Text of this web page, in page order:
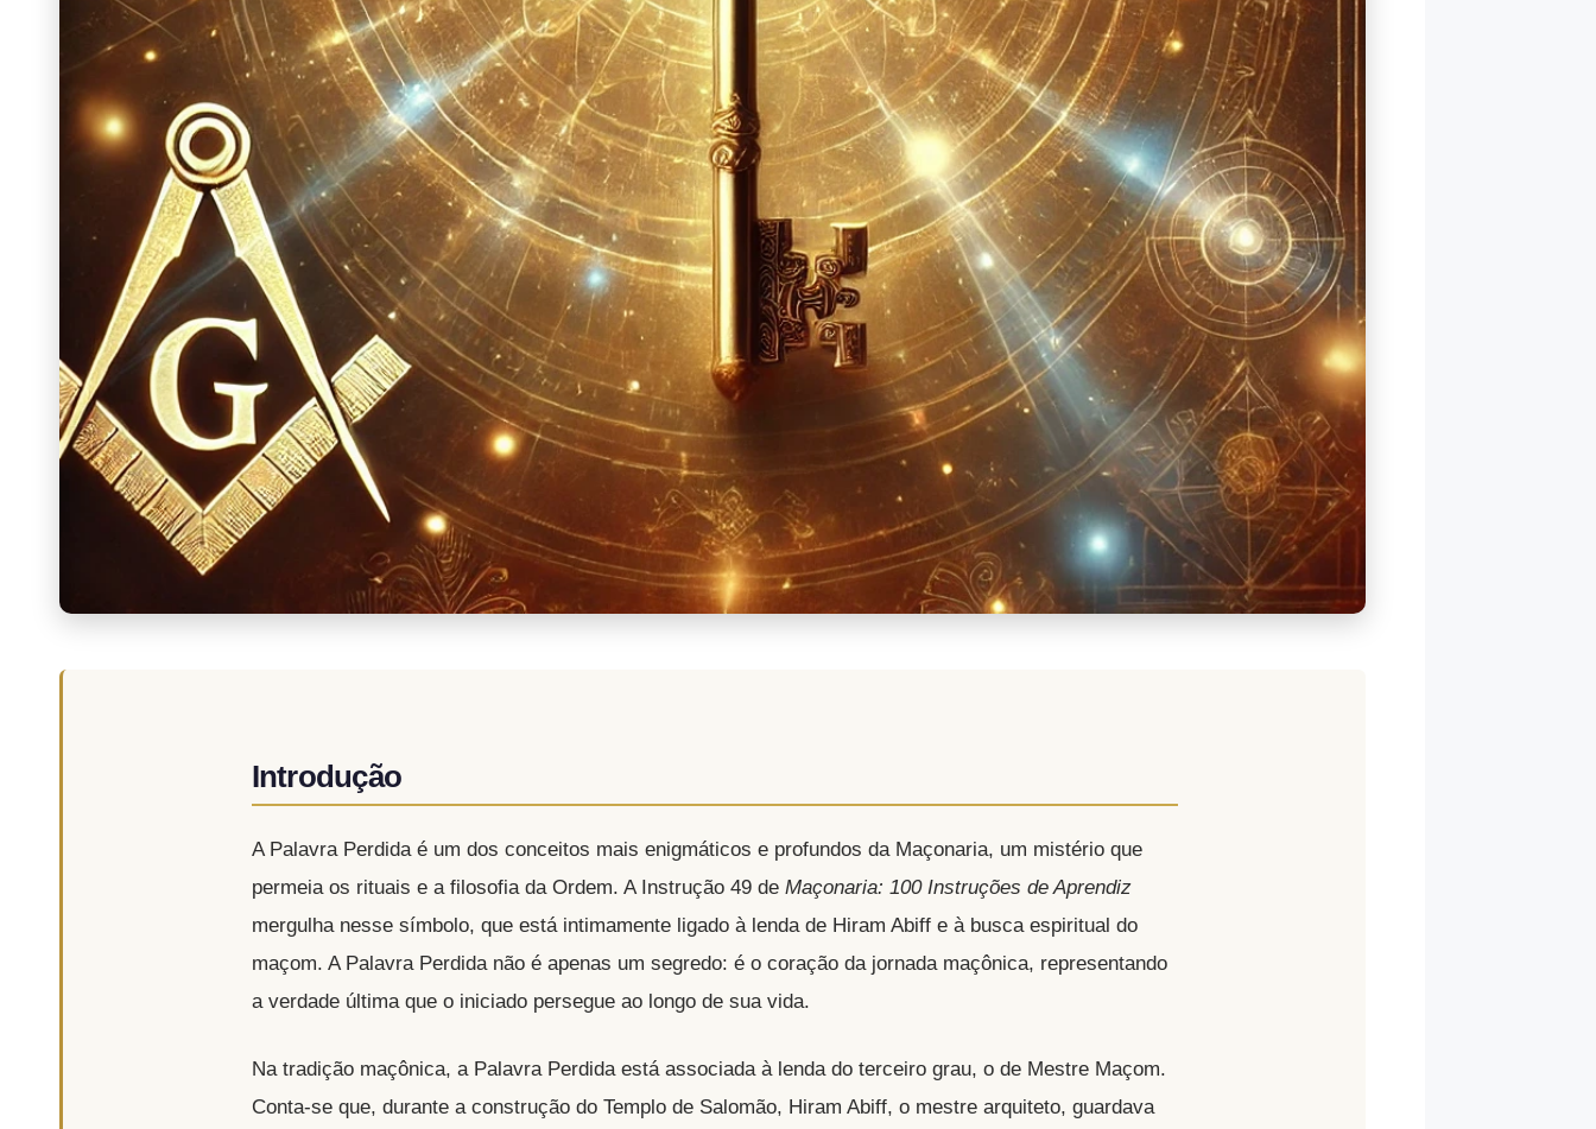
Introdução
A Palavra Perdida é um dos conceitos mais enigmáticos e profundos da Maçonaria, um mistério que
permeia os rituais e a filosofia da Ordem. A Instrução 49 de Maçonaria: 100 Instruções de Aprendiz
mergulha nesse símbolo, que está intimamente ligado à lenda de Hiram Abiff e à busca espiritual do
maçom. A Palavra Perdida não é apenas um segredo: é o coração da jornada maçônica, representando
a verdade última que o iniciado persegue ao longo de sua vida.
Na tradição maçônica, a Palavra Perdida está associada à lenda do terceiro grau, o de Mestre Maçom.
Conta-se que, durante a construção do Templo de Salomão, Hiram Abiff, o mestre arquiteto, guardava